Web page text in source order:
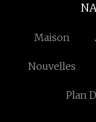
Maison
Nouvelles
Plan